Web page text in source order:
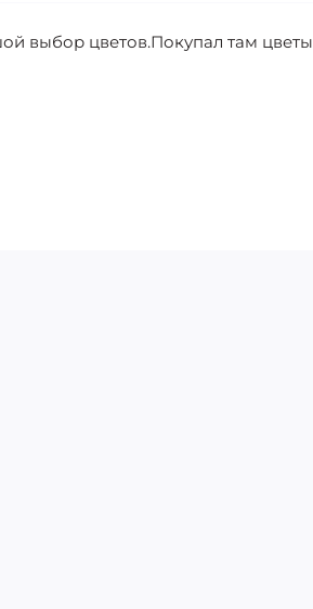
выбор цветов.Покупал там